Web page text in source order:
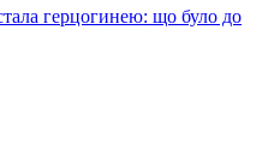
герцогинею: що було до